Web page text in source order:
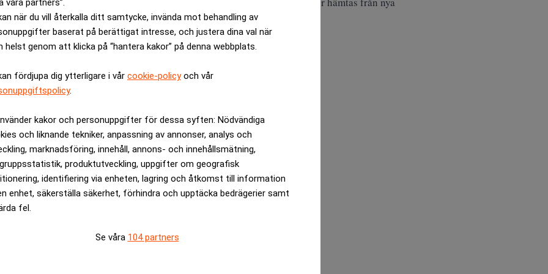
våra partners”.
när du vill återkalla ditt samtycke, invända mot behandling av
baserat på berättigat intresse, och justera dina val när
helst genom att klicka på “hantera kakor” på denna webbplats.
fördjupa dig ytterligare i vår cookie-policyoch vår
.
kakor och personuppgifter för dessa syften: Nödvändiga
och liknande tekniker, anpassning av annonser, analys och
marknadsföring, innehåll, annons- och innehållsmätning,
produktutveckling, uppgifter om geografisk
identifiering via enheten, lagring och åtkomst till information
enhet, säkerställa säkerhet, förhindra och upptäcka bedrägerier samt
fel.
Se våra 104 partners
ANNONS
guldet. Dagens PS